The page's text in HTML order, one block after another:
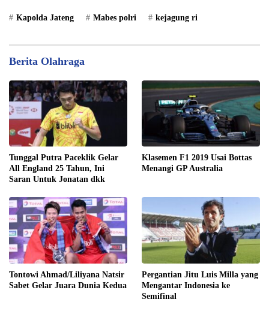
Kapolda Jateng Mabes polri kejagung ri
Berita Olahraga
Tunggal Putra Paceklik Gelar
All England 25 Tahun, Ini
Saran Untuk Jonatan dkk
Klasemen F1 2019 Usai Bottas
Menangi GP Australia
Tontowi Ahmad/Liliyana Natsir
Sabet Gelar Juara Dunia Kedua
Pergantian Jitu Luis Milla yang
Mengantar Indonesia ke
Semifinal